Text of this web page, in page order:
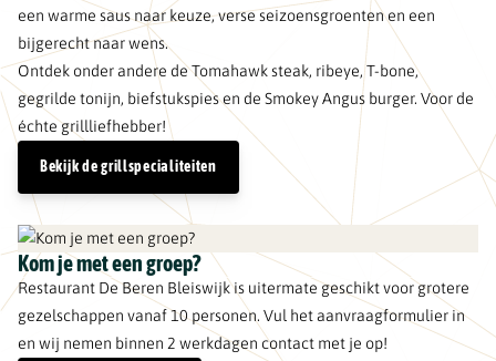
een warme saus naar keuze, verse seizoensgroenten en een
bijgerecht naar wens.
Ontdek onder andere de Tomahawk steak, ribeye, T-bone,
gegrilde tonijn, biefstukspies en de Smokey Angus burger. Voor de
échte grillliefhebber!
Bekijk de grillspecialiteiten
Kom je met een groep?
Restaurant De Beren Bleiswijk is uitermate geschikt voor grotere
gezelschappen vanaf 10 personen. Vul het aanvraagformulier in
en wij nemen binnen 2 werkdagen contact met je op!